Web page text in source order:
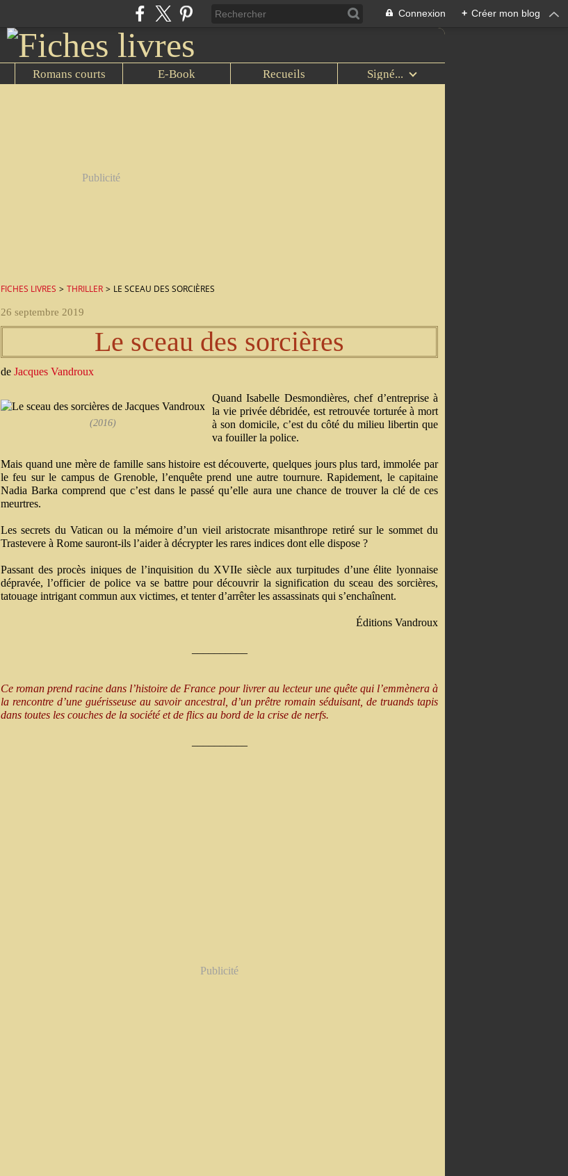
Connexion + Créer mon blog
Romans courts E-Book Recueils Signé...
Publicité
FICHES LIVRES > THRILLER > LE SCEAU DES SORCIÈRES
26 septembre 2019
Le sceau des sorcières
de Jacques Vandroux
(2016)
Quand Isabelle Desmondières, chef d’entreprise à
la vie privée débridée, est retrouvée torturée à mort
à son domicile, c’est du côté du milieu libertin que
va fouiller la police.
Mais quand une mère de famille sans histoire est découverte, quelques jours plus tard, immolée par
le feu sur le campus de Grenoble, l’enquête prend une autre tournure. Rapidement, le capitaine
Nadia Barka comprend que c’est dans le passé qu’elle aura une chance de trouver la clé de ces
meurtres.
Les secrets du Vatican ou la mémoire d’un vieil aristocrate misanthrope retiré sur le sommet du
Trastevere à Rome sauront-ils l’aider à décrypter les rares indices dont elle dispose ?
Passant des procès iniques de l’inquisition du XVIIe siècle aux turpitudes d’une élite lyonnaise
dépravée, l’officier de police va se battre pour découvrir la signification du sceau des sorcières,
tatouage intrigant commun aux victimes, et tenter d’arrêter les assassinats qui s’enchaînent.
Éditions Vandroux
Ce roman prend racine dans l’histoire de France pour livrer au lecteur une quête qui l’emmènera à
la rencontre d’une guérisseuse au savoir ancestral, d’un prêtre romain séduisant, de truands tapis
dans toutes les couches de la société et de flics au bord de la crise de nerfs.
Publicité